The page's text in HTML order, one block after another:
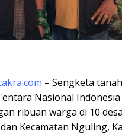
– Sengketa
Nasional
ribuan warga di 10
Kecamatan Nguling,